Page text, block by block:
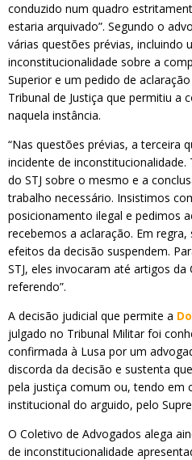
conduzido num quadro
estaria arquivado”. Segundo o
várias questões prévias, incluindo
inconstitucionalidade sobre a
Superior e um pedido de
Tribunal de Justiça que permitiu a
naquela instância.
“Nas questões prévias, a terceira
incidente de
do STJ sobre o mesmo e a
trabalho necessário. Insistimos
posicionamento ilegal e pedimos
recebemos a aclaração. Em
efeitos da decisão suspendem.
STJ, eles invocaram até artigos
referendo”.
A decisão judicial que permite a
julgado no Tribunal Militar foi
confirmada à Lusa por um
discorda da decisão e sustenta
pela justiça comum ou, tendo em
institucional do arguido, pelo
O Coletivo de Advogados alega
de inconstitucionalidade